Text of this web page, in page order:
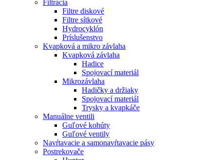
Filtrácia
Filtre diskové
Filtre sítkové
Hydrocyklón
Príslušenstvo
Kvapková a mikro závlaha​
Kvapková závlaha
Hadice
Spojovací materiál
Mikrozávlaha
Hadičky a držiaky
Spojovací materiál
Trysky a kvapkáče
Manuálne ventili
Guľové kohúty
Guľové ventily
Navŕtavacie a samonavŕtavacie pásy
Postrekovače